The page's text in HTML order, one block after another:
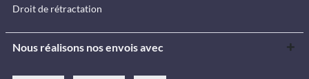
Droit de rétractation
Nous réalisons nos envois avec